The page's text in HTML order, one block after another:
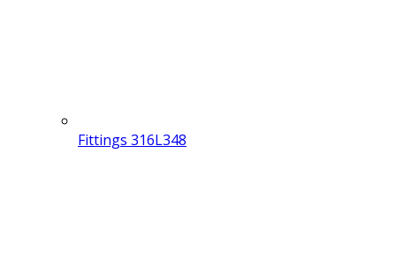
Fittings 316L348